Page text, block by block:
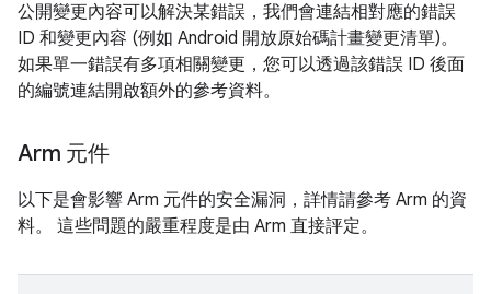
公開變更內容可以解決某錯誤，我們會連結相對應的錯誤
ID 和變更內容 (例如 Android 開放原始碼計畫變更清單)。
如果單一錯誤有多項相關變更，您可以透過該錯誤 ID 後面
的編號連結開啟額外的參考資料。
Arm 元件
以下是會影響 Arm 元件的安全漏洞，詳情請參考 Arm 的資
料。 這些問題的嚴重程度是由 Arm 直接評定。